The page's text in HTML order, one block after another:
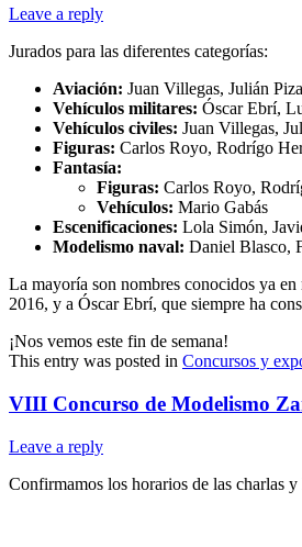
Leave a reply
Jurados para las diferentes categorías:
Aviación: Juan Villegas, Julián
Vehículos militares: Óscar Ebrí,
Vehículos civiles: Juan Villegas,
Figuras: Carlos Royo, Rodrígo
Fantasía:
Figuras: Carlos Royo,
Vehículos: Mario Gabás
Escenificaciones: Lola Simón,
Modelismo naval: Daniel Blasco,
La mayoría son nombres conocidos ya
2016, y a Óscar Ebrí, que siempre ha
¡Nos vemos este fin de semana!
This entry was posted in Concursos y
VIII Concurso de Modelismo
Leave a reply
Confirmamos los horarios de las charlas